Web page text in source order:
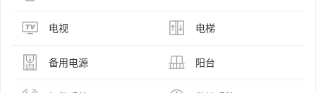
电视 电梯
备用电源 阳台